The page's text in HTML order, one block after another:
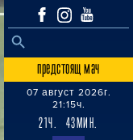
Search
SEARCH BUTTON
предстоящ мач
07 август 2026г.
21:15ч.
21Ч. 43МИН.